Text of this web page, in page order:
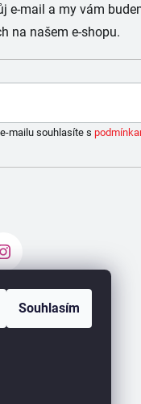
Souhlasím
e-mail a my vám
na našem e-shopu.
mailu souhlasíte s